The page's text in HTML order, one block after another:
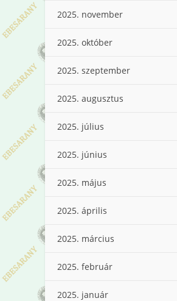
2025. november
2025. október
2025. szeptember
2025. augusztus
2025. július
2025. június
2025. május
2025. április
2025. március
2025. február
2025. január